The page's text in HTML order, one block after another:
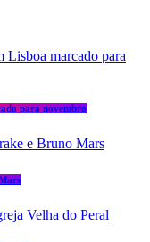
para novembro